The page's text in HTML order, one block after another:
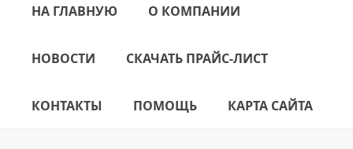
НА ГЛАВНУЮ О КОМПАНИИ
НОВОСТИ СКАЧАТЬ ПРАЙС-ЛИСТ
КОНТАКТЫ ПОМОЩЬ КАРТА САЙТА